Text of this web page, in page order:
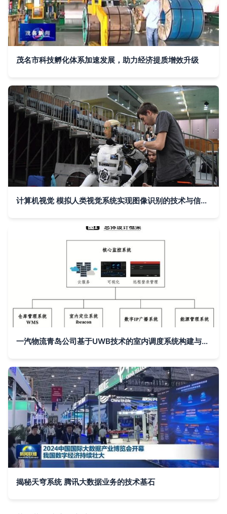
茂名市科技孵化体系加速发展，助力经济提质增效升级
计算机视觉 模拟人类视觉系统实现图像识别的技术与信息服务
一汽物流青岛公司基于UWB技术的室内调度系统构建与信息系统服务升级
揭秘天穹系统 腾讯大数据业务的技术基石